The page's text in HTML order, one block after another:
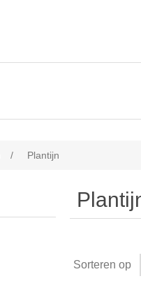
/ Plantijn
Sorteren op